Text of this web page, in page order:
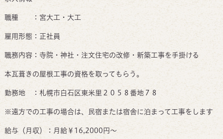
職種 ：宮大工・大工
雇用形態：正社員
職務内容：寺院・神社・注文住宅の改修・新築工事を手掛ける
本瓦葺きの屋根工事の資格を取ってもらう。
勤務地 ：札幌市白石区東米里２０５８番地７８
※遠方での工事の場合は、民宿または宿舎に泊まって工事をします
給与（月収）：月給￥16,2000円～